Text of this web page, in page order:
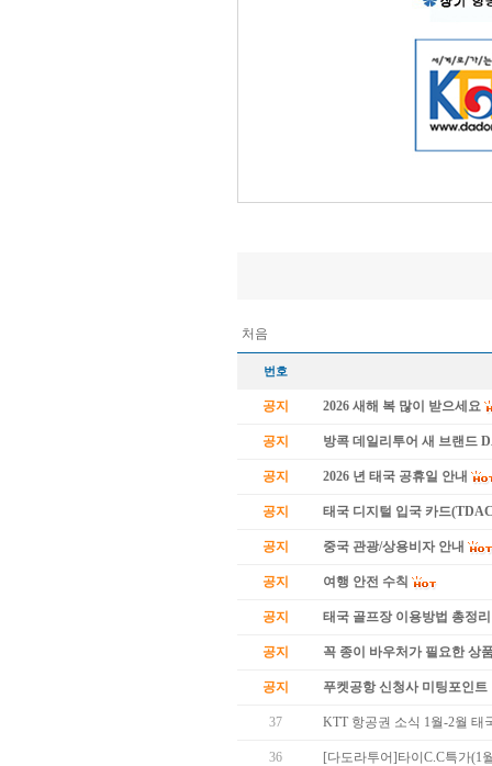
처음
번호
공지 2026 새해 복 많이 받으세요
공지 방콕 데일리투어 새 브랜드
공지 2026 년 태국 공휴일 안내
공지 태국 디지털 입국 카드
공지 중국 관광/상용비자 안내
공지 여행 안전 수칙
공지 태국 골프장 이용방법 총정리
공지 꼭 종이 바우처가 필요한 상
공지 푸켓공항 신청사 미팅포인트
37 KTT 항공권 소식 1월-2월 태
36 [다도라투어]타이C.C특가(1